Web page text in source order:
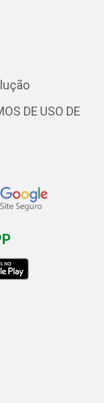
DE USO DE